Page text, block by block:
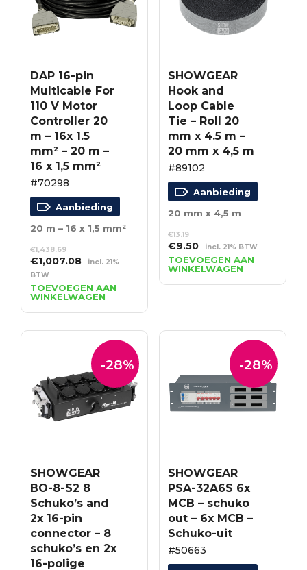
DAP 16-pin
Multicable For
110 V Motor
Controller 20
m – 16x 1.5
mm² – 20 m –
16 x 1,5 mm²
#70298
Aanbieding
20 m – 16 x 1,5 mm²
€1,438.69
Oorspronkelijke
prijs
was:
€1,438.69.
€1,007.08Huidige
is:
€1,007.08.
incl. 21%
BTW
TOEVOEGEN AAN
WINKELWAGEN
SHOWGEAR
Hook and
Loop Cable
Tie – Roll 20
mm x 4.5 m –
20 mm x 4,5 m
#89102
Aanbieding
20 mm x 4,5 m
€13.19
Oorspronkelijke
prijs
was:
€13.19.
€9.50Huidige
prijs
is:
€9.50.
incl. 21% BTW
TOEVOEGEN AAN
WINKELWAGEN
-28%
SHOWGEAR
BO-8-S2 8
Schuko’s and
2x 16-pin
connector – 8
schuko’s en 2x
16-polige
-28%
SHOWGEAR
PSA-32A6S 6x
MCB – schuko
out – 6x MCB –
Schuko-uit
#50663